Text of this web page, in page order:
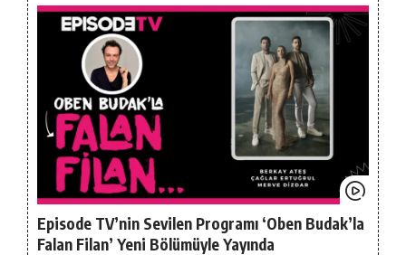
Episode TV’nin Sevilen Programı ‘Oben Budak’la
Falan Filan’ Yeni Bölümüyle Yayında